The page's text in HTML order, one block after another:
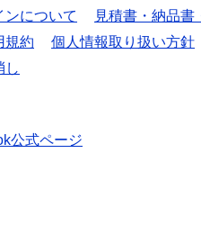
ンについて 見積書・納品書
規約 個人情報取り扱い方針
し
公式ページ